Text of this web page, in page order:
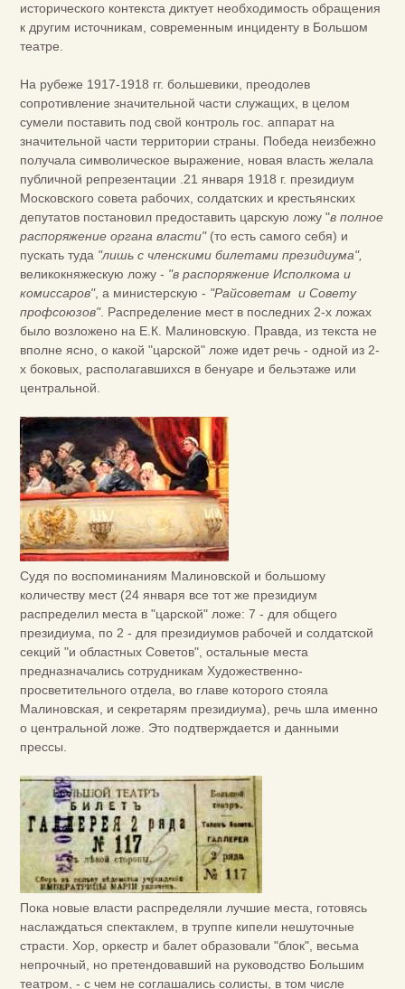
исторического контекста диктует необходимость обращения
к другим источникам, современным инциденту в Большом
театре.
На рубеже 1917-1918 гг. большевики, преодолев
сопротивление значительной части служащих, в целом
сумели поставить под свой контроль гос. аппарат на
значительной части территории страны. Победа неизбежно
получала символическое выражение, новая власть желала
публичной репрезентации .21 января 1918 г. президиум
Московского совета рабочих, солдатских и крестьянских
депутатов постановил предоставить царскую ложу "в полное
распоряжение органа власти"(то есть самого себя) и
пускать туда "лишь с членскими билетами президиума",
великокняжескую ложу - "в распоряжение Исполкома и
комиссаров", а министерскую - "Райсоветам и Совету
профсоюзов". Распределение мест в последних 2-х ложах
было возложено на Е.К. Малиновскую. Правда, из текста не
вполне ясно, о какой "царской" ложе идет речь - одной из 2-
х боковых, располагавшихся в бенуаре и бельэтаже или
центральной.
Судя по воспоминаниям Малиновской и большому
количеству мест (24 января все тот же президиум
распределил места в "царской" ложе: 7 - для общего
президиума, по 2 - для президиумов рабочей и солдатской
секций "и областных Советов", остальные места
предназначались сотрудникам Художественно-
просветительного отдела, во главе которого стояла
Малиновская, и секретарям президиума), речь шла именно
о центральной ложе. Это подтверждается и данными
прессы.
Пока новые власти распределяли лучшие места, готовясь
наслаждаться спектаклем, в труппе кипели нешуточные
страсти. Хор, оркестр и балет образовали "блок", весьма
непрочный, но претендовавший на руководство Большим
театром, - с чем не соглашались солисты, в том числе